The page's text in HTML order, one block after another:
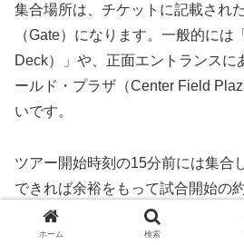
集合場所は、チケットに記載され
（Gate）になります。一般的には
Deck）」や、正面エントランスに
ールド・プラザ（Center Field
いです。
ツアー開始時刻の15分前には集合
できれば余裕をもって試合開始の
しておくと安心。
ホーム 検索